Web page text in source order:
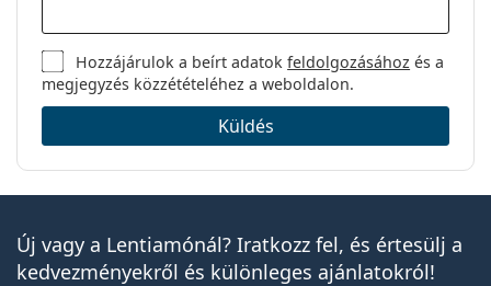
Hozzájárulok a beírt adatokfeldolgozásához és a
megjegyzés közzétételéhez a weboldalon.
Küldés
Új vagy a Lentiamónál? Iratkozz fel, és értesülj a
kedvezményekről és különleges ajánlatokról!